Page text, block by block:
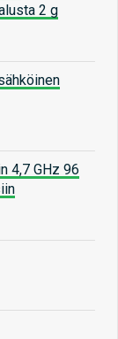
2 g
4,7 GHz 96